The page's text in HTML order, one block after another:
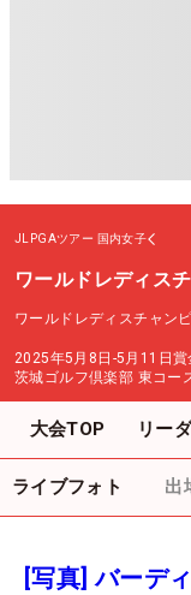
JLPGAツアー 国内女子
ワールドレディス
ワールドレディスチャン
2025年5月8日-5月11日賞
茨城ゴルフ倶楽部 東コー
大会TOP リー
ライブフォト 出
[写真] バーデ